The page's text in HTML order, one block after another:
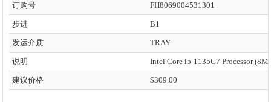
订购号 FH8069004531301
步进 B1
发运介质 TRAY
说明
建议价格 $309.00